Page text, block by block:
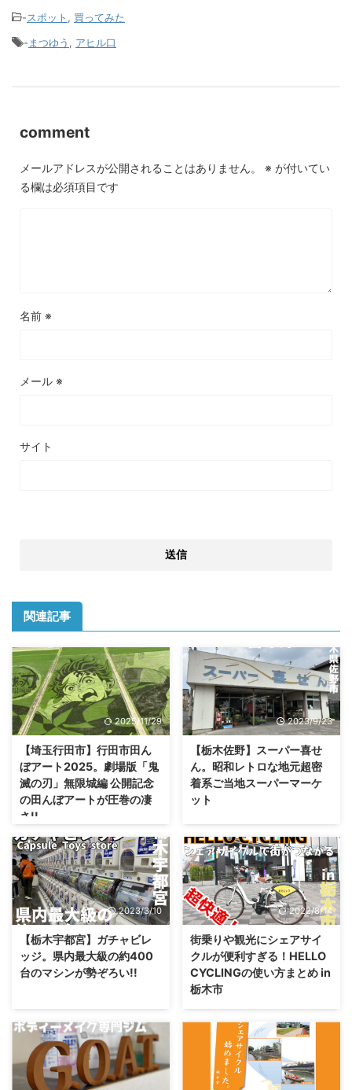
-スポット , 買ってみた
- まつゆう , アヒル口
comment
メールアドレスが公開されることはありません。 ※ が付いてい
る欄は必須項目です
名前 ※
メール ※
サイト
関連記事
2025/11/29
【埼玉行田市】行田市田ん
ぼアート2025。劇場版「鬼
滅の刃」無限城編 公開記念
の田んぼアートが圧巻の凄
さ!!
2023/9/23
【栃木佐野】スーパー喜せ
ん。昭和レトロな地元超密
着系ご当地スーパーマーケ
ット
2023/3/10
【栃木宇都宮】ガチャビレ
ッジ。県内最大級の約400
台のマシンが勢ぞろい!!
2022/8/14
街乗りや観光にシェアサイ
クルが便利すぎる！HELLO
CYCLINGの使い方まとめ in
栃木市